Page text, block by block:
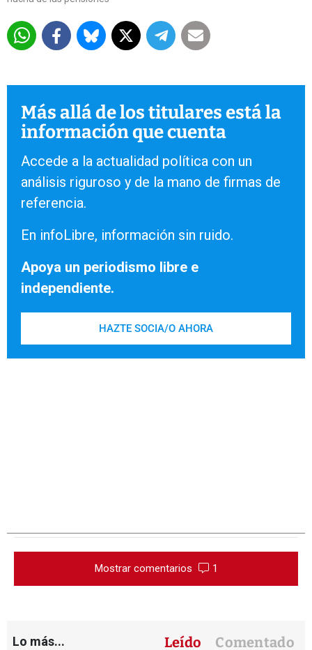
Más allá de los titulares está la
información que cuenta
Accede a la actualidad política con un
análisis riguroso y de la mano de firmas de
referencia.
En infoLibre, información sin ruido.
Apoya un periodismo libre e
independiente.
HAZTE SOCIA/O AHORA
Mostrar comentarios 1
Lo más... Leído Comentado